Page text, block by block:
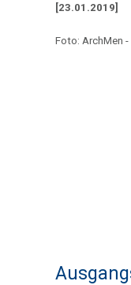
[23.01.2019]
Foto: ArchMen